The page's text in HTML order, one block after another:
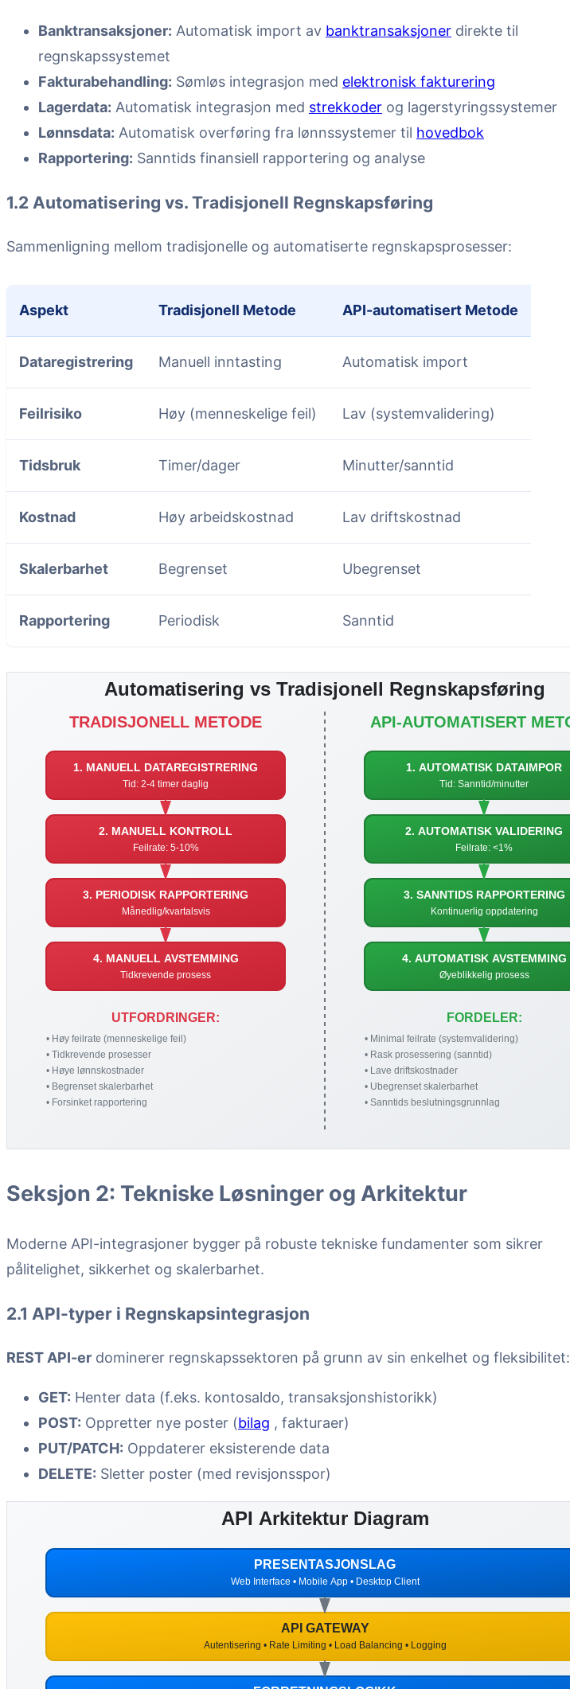
Banktransaksjoner: Automatisk import av banktransaksjoner direkte til
regnskapssystemet
Fakturabehandling: Sømløs integrasjon med elektronisk fakturering
Lagerdata: Automatisk integrasjon med strekkoder og lagerstyringssystemer
Lønnsdata: Automatisk overføring fra lønnssystemer til hovedbok
Rapportering: Sanntids finansiell rapportering og analyse
1.2 Automatisering vs. Tradisjonell Regnskapsføring
Sammenligning mellom tradisjonelle og automatiserte regnskapsprosesser:
Aspekt Tradisjonell Metode API-automatisert Metode
Dataregistrering Manuell inntasting Automatisk import
Feilrisiko Høy (menneskelige feil) Lav (systemvalidering)
Tidsbruk Timer/dager Minutter/sanntid
Kostnad Høy arbeidskostnad Lav driftskostnad
Skalerbarhet Begrenset Ubegrenset
Rapportering Periodisk Sanntid
Seksjon 2: Tekniske Løsninger og Arkitektur
Moderne API-integrasjoner bygger på robuste tekniske fundamenter som sikrer
pålitelighet, sikkerhet og skalerbarhet.
2.1 API-typer i Regnskapsintegrasjon
REST API-er dominerer regnskapssektoren på grunn av sin enkelhet og fleksibilitet:
GET: Henter data (f.eks. kontosaldo, transaksjonshistorikk)
POST: Oppretter nye poster (bilag , fakturaer)
PUT/PATCH: Oppdaterer eksisterende data
DELETE: Sletter poster (med revisjonsspor)